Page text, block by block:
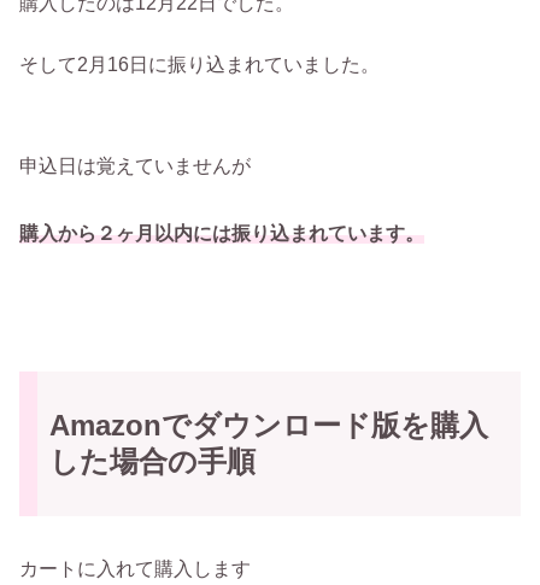
そして2月16日に振り込まれていました。
申込日は覚えていませんが
購入から２ヶ月以内には振り込まれています。
Amazonでダウンロード版を購入
した場合の手順
カートに入れて購入します